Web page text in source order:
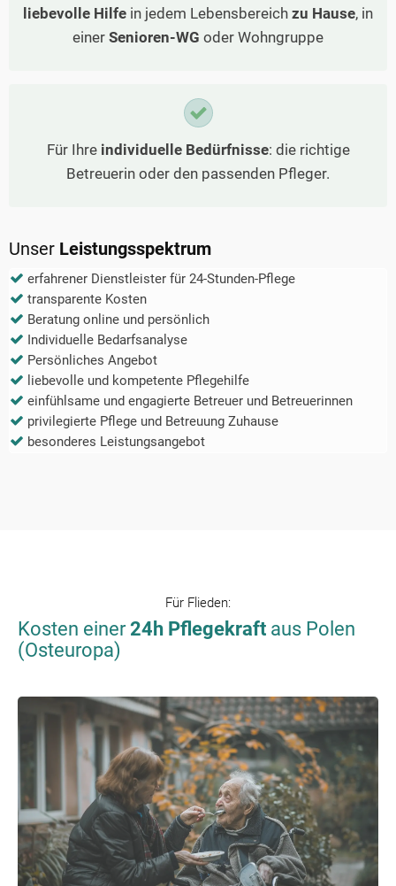
liebevolle Hilfe in jedem Lebensbereich zu Hause, in
einer Senioren-WG oder Wohngruppe
Für Ihre individuelle Bedürfnisse: die richtige
Betreuerin oder den passenden Pfleger.
Unser Leistungsspektrum
erfahrener Dienstleister für 24-Stunden-Pflege
transparente Kosten
Beratung online und persönlich
Individuelle Bedarfsanalyse
Persönliches Angebot
liebevolle und kompetente Pflegehilfe
einfühlsame und engagierte Betreuer und Betreuerinnen
privilegierte Pflege und Betreuung Zuhause
besonderes Leistungsangebot
Für Flieden:
Kosten einer24h Pflegekraft aus Polen
(Osteuropa)